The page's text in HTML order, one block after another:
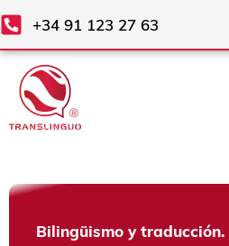
Ir
al
contenido
+34 91 123 27 63
Bilingüismo y traducción.